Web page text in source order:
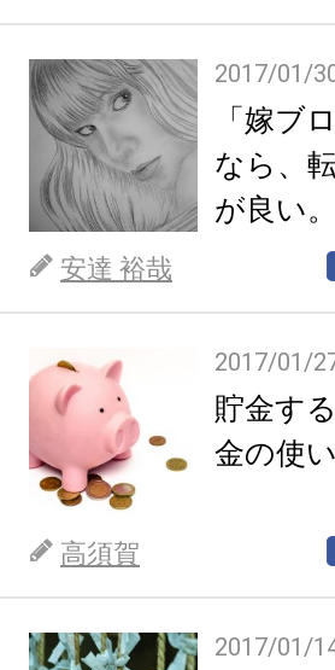
2017/01/
「嫁ブ
なら、
が良い。
安達 裕哉
2017/01/
貯金す
金の使
高須賀
2017/01/